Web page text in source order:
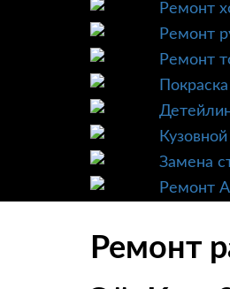
Ремонт
Ремонт
Ремонт
Замена
Ремонт
Ремонт